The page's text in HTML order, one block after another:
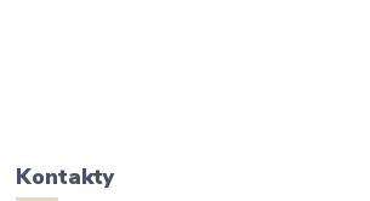
Kontakty